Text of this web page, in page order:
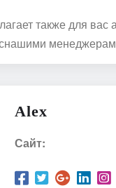
также для вас
Alex
Сайт: